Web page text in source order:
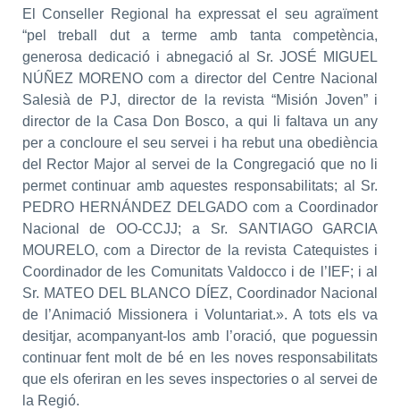
El Conseller Regional ha expressat el seu agraïment
“pel treball dut a terme amb tanta competència,
generosa dedicació i abnegació al Sr. JOSÉ MIGUEL
NÚÑEZ MORENO com a director del Centre Nacional
Salesià de PJ, director de la revista “Misión Joven” i
director de la Casa Don Bosco, a qui li faltava un any
per a concloure el seu servei i ha rebut una obediència
del Rector Major al servei de la Congregació que no li
permet continuar amb aquestes responsabilitats; al Sr.
PEDRO HERNÁNDEZ DELGADO com a Coordinador
Nacional de OO-CCJJ; a Sr. SANTIAGO GARCIA
MOURELO, com a Director de la revista Catequistes i
Coordinador de les Comunitats Valdocco i de l’IEF; i al
Sr. MATEO DEL BLANCO DÍEZ, Coordinador Nacional
de l’Animació Missionera i Voluntariat.». A tots els va
desitjar, acompanyant-los amb l’oració, que poguessin
continuar fent molt de bé en les noves responsabilitats
que els oferiran en les seves inspectories o al servei de
la Regió.